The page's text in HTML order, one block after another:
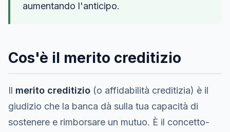
aumentando l'anticipo.
Cos'è il merito creditizio
Il merito creditizio (o affidabilità creditizia) è il
giudizio che la banca dà sulla tua capacità di
sostenere e rimborsare un mutuo. È il concetto-